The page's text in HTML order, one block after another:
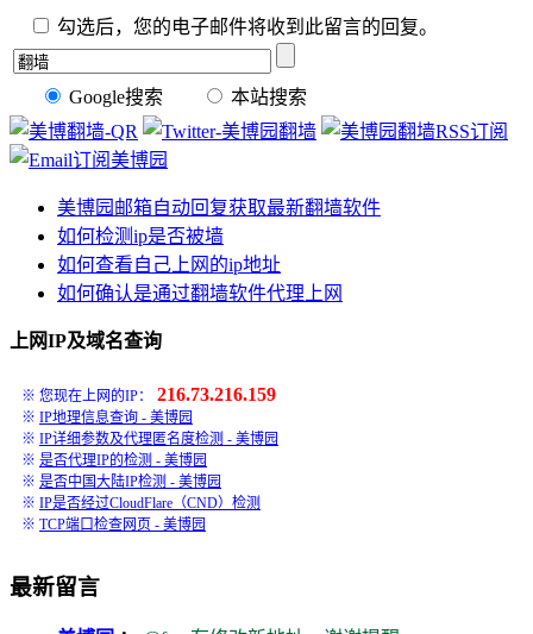
勾选后，您的电子邮件将收到此留言的回复。
Google搜索 本站搜索
美博园邮箱自动回复获取最新翻墙软件
如何检测ip是否被墙
如何查看自己上网的ip地址
如何确认是通过翻墙软件代理上网
上网IP及域名查询
※ 您现在上网的IP： 216.73.216.159
※ IP地理信息查询 - 美博园
※ IP详细参数及代理匿名度检测 - 美博园
※ 是否代理IP的检测 - 美博园
※ 是否中国大陆IP检测 - 美博园
※ IP是否经过CloudFlare（CND）检测
※ TCP端口检查网页 - 美博园
最新留言